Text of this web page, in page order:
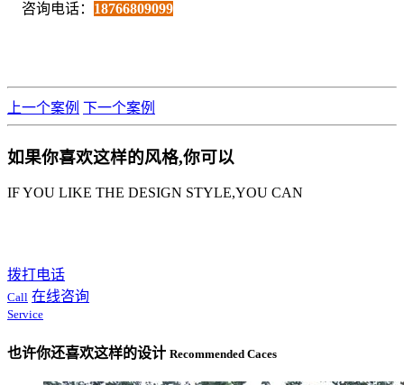
咨询电话： 18766809099
上一个案例 下一个案例
如果你喜欢这样的风格,你可以
IF YOU LIKE THE DESIGN STYLE,YOU CAN
拨打电话
Call 在线咨询
Service
也许你还喜欢这样的设计 Recommended Caces